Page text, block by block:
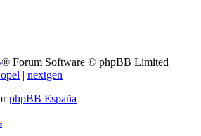
® Forum Software © phpBB Limited
| nextgen
phpBB España